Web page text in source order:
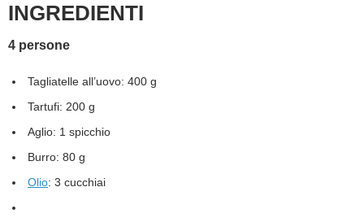
INGREDIENTI
4 persone
Tagliatelle all’uovo: 400 g
Tartufi: 200 g
Aglio: 1 spicchio
Burro: 80 g
Olio: 3 cucchiai